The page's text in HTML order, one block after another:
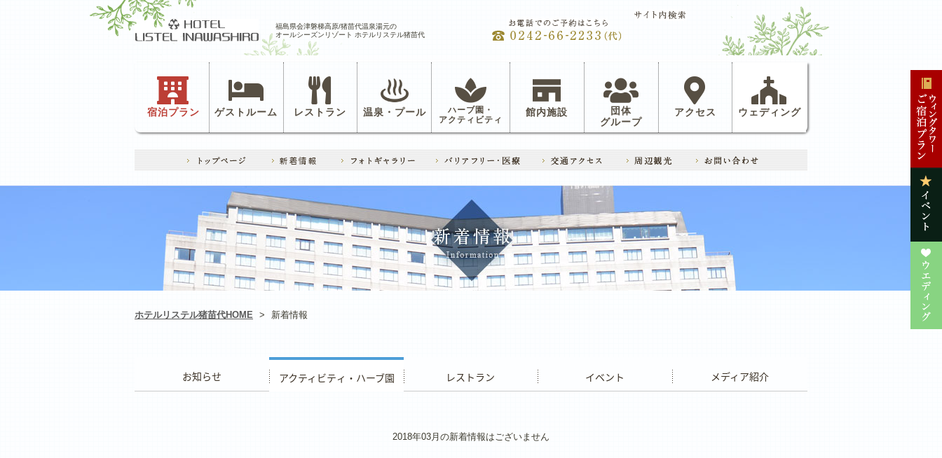
福島県会津磐梯高原/猪苗代温泉湯元の
オールシーズンリゾート ホテルリステル猪苗代
宿泊プラン ゲストルーム レストラン 温泉・プール ハーブ園・
アクティビティ
館内施設
団体
グループ
アクセス ウェディング
ホテルリステル猪苗代HOME > 新着情報
2018年03月の新着情報はございません